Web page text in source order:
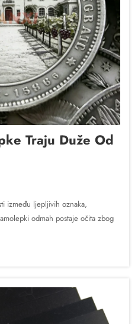
Traju Duže Od
između ljepljivih oznaka,
odmah postaje očita zbog
i zaštitnih svojstava. Razumijem